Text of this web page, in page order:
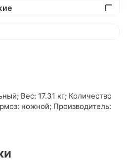
Вес: 17.31 кг; Количество
ножной; Производитель: